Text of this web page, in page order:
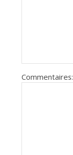
Commentaires: